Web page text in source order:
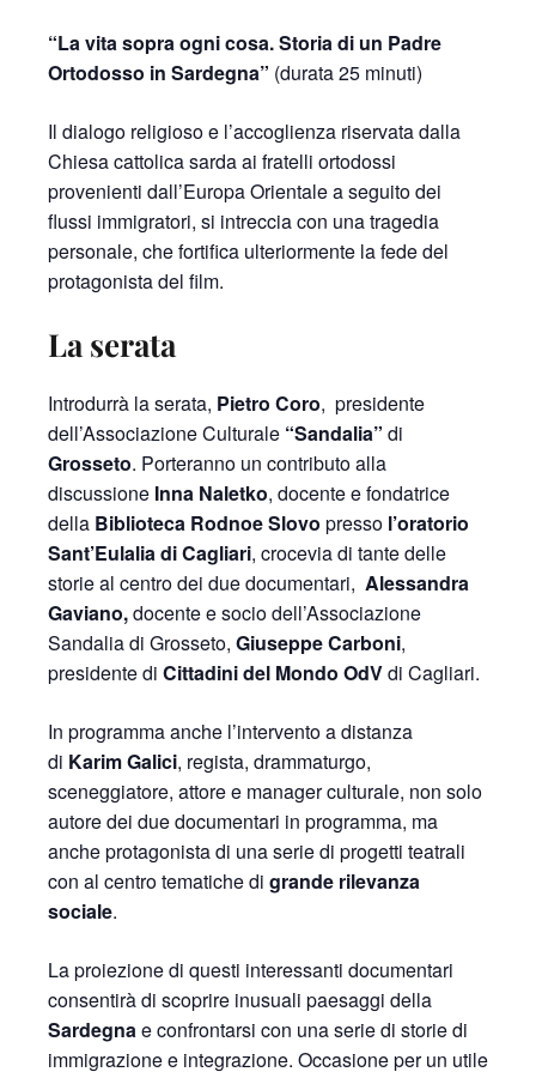
“La vita sopra ogni cosa. Storia di un Padre
Ortodosso in Sardegna” (durata 25 minuti)
Il dialogo religioso e l’accoglienza riservata dalla
Chiesa cattolica sarda ai fratelli ortodossi
provenienti dall’Europa Orientale a seguito dei
flussi immigratori, si intreccia con una tragedia
personale, che fortifica ulteriormente la fede del
protagonista del film.
La serata
Introdurrà la serata, Pietro Coro, presidente
dell’Associazione Culturale “Sandalia” di
Grosseto. Porteranno un contributo alla
discussione Inna Naletko, docente e fondatrice
della Biblioteca Rodnoe Slovo presso l’oratorio
Sant’Eulalia di Cagliari, crocevia di tante delle
storie al centro dei due documentari, Alessandra
Gaviano,docente e socio dell’Associazione
Sandalia di Grosseto, Giuseppe Carboni,
presidente di Cittadini del Mondo OdVdi Cagliari.
In programma anche l’intervento a distanza
di Karim Galici, regista, drammaturgo,
sceneggiatore, attore e manager culturale, non solo
autore dei due documentari in programma, ma
anche protagonista di una serie di progetti teatrali
con al centro tematiche di grande rilevanza
sociale.
La proiezione di questi interessanti documentari
consentirà di scoprire inusuali paesaggi della
Sardegnae confrontarsi con una serie di storie di
immigrazione e integrazione. Occasione per un utile